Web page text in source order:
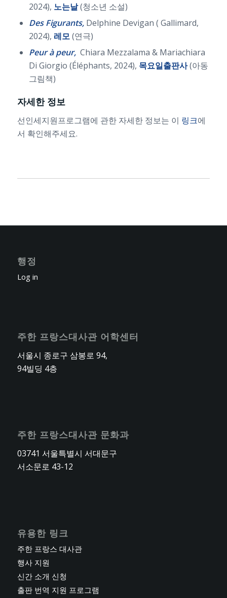
2024), 노는날(청소년 소설)
Des Figurants, Delphine Devigan ( Gallimard,
2024), 레모(연극)
Peur à peur, Chiara Mezzalama & Mariachiara
Di Giorgio (Éléphants, 2024), 목요일출판사(아동
그림책)
자세한 정보
선인세지원프로그램에 관한 자세한 정보는 이 링크에
서 확인해주세요.
행정
Log in
주한 프랑스대사관 어학센터
서울시 종로구 삼봉로 94,
94빌딩 4층
주한 프랑스대사관 문화과
03741 서울특별시 서대문구
서소문로 43-12
유용한 링크
주한 프랑스 대사관
행사 지원
신간 소개 신청
출판 번역 지원 프로그램